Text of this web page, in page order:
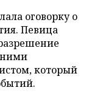
оговорку о
Певица
который